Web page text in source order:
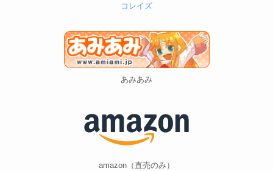
コレイズ
あみあみ
amazon（直売のみ）